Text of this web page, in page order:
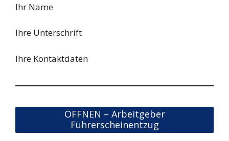
Ihr Name
Ihre Unterschrift
Ihre Kontaktdaten
ÖFFNEN – Arbeitgeber
Führerscheinentzug